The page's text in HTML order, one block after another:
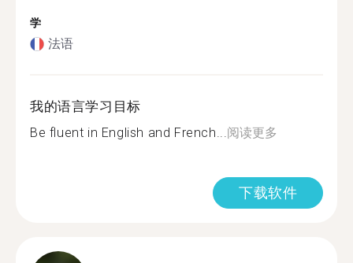
学
法语
我的语言学习目标
Be fluent in English and French...阅读更多
下载软件